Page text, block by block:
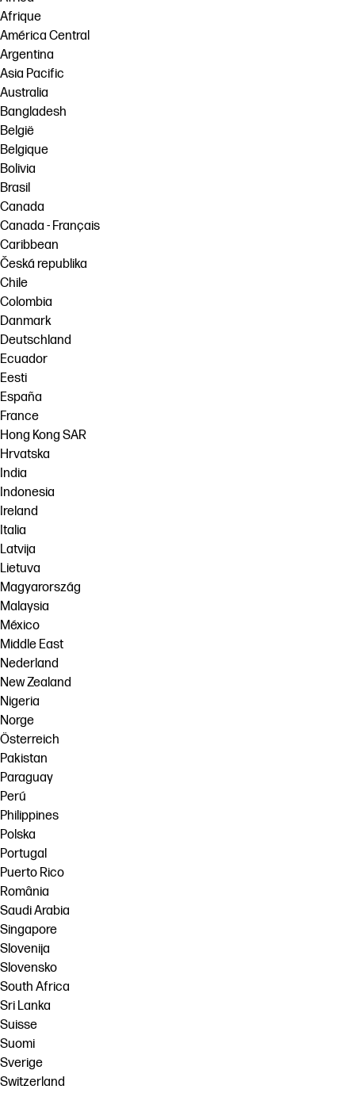
Afrique
América Central
Argentina
Asia Pacific
Australia
Bangladesh
België
Belgique
Bolivia
Brasil
Canada
Canada - Français
Caribbean
Česká republika
Chile
Colombia
Danmark
Deutschland
Ecuador
Eesti
España
France
Hong Kong SAR
Hrvatska
India
Indonesia
Ireland
Italia
Latvija
Lietuva
Magyarország
Malaysia
México
Middle East
Nederland
New Zealand
Nigeria
Norge
Österreich
Pakistan
Paraguay
Perú
Philippines
Polska
Portugal
Puerto Rico
România
Saudi Arabia
Singapore
Slovenija
Slovensko
South Africa
Sri Lanka
Suisse
Suomi
Sverige
Switzerland